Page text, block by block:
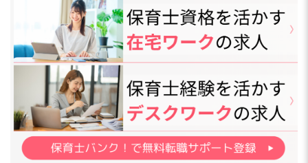
事が集中します。下記カレンダーで一覧
を押さえ、各行事のねらいと進め方は本
記事内のセクションで詳しく確認してみ
てください。 行事名をクリック♪ 詳細
へジャンプ！ 日付